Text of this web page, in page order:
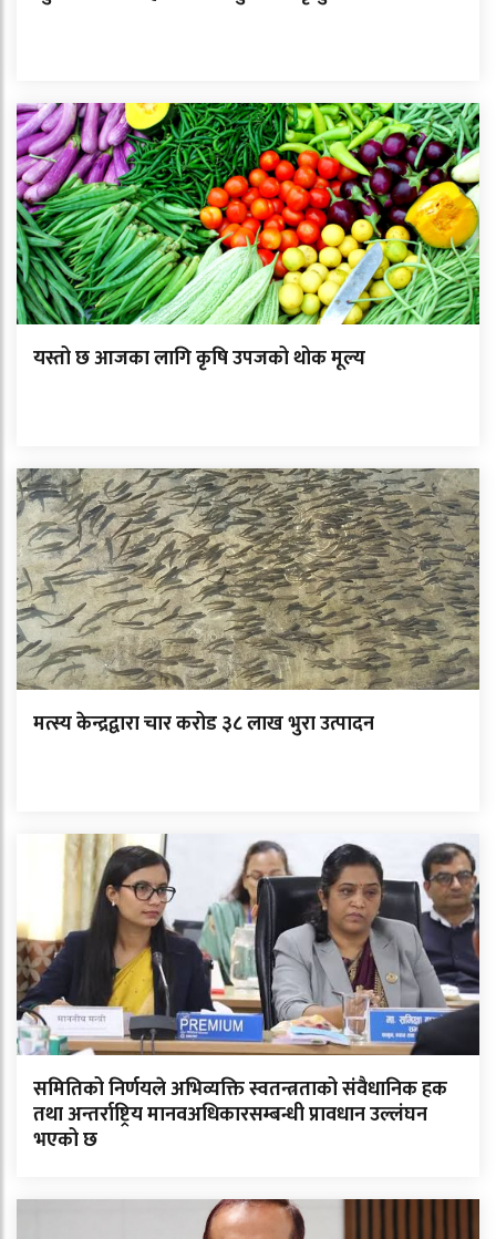
यस्तो छ आजका लागि कृषि उपजको थोक मूल्य
मत्स्य केन्द्रद्वारा चार करोड ३८ लाख भुरा उत्पादन
समितिको निर्णयले अभिव्यक्ति स्वतन्त्रताको संवैधानिक हक
तथा अन्तर्राष्ट्रिय मानवअधिकारसम्बन्धी प्रावधान उल्लंघन
भएको छ